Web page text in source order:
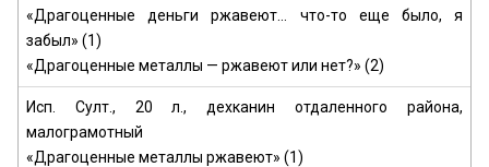
«Драгоценные деньги ржавеют... что-то еще было, я
забыл» (1)
«Драгоценные металлы — ржавеют или нет?» (2)
Исп. Султ., 20 л., дехканин отдаленного района,
малограмотный
«Драгоценные металлы ржавеют» (1)